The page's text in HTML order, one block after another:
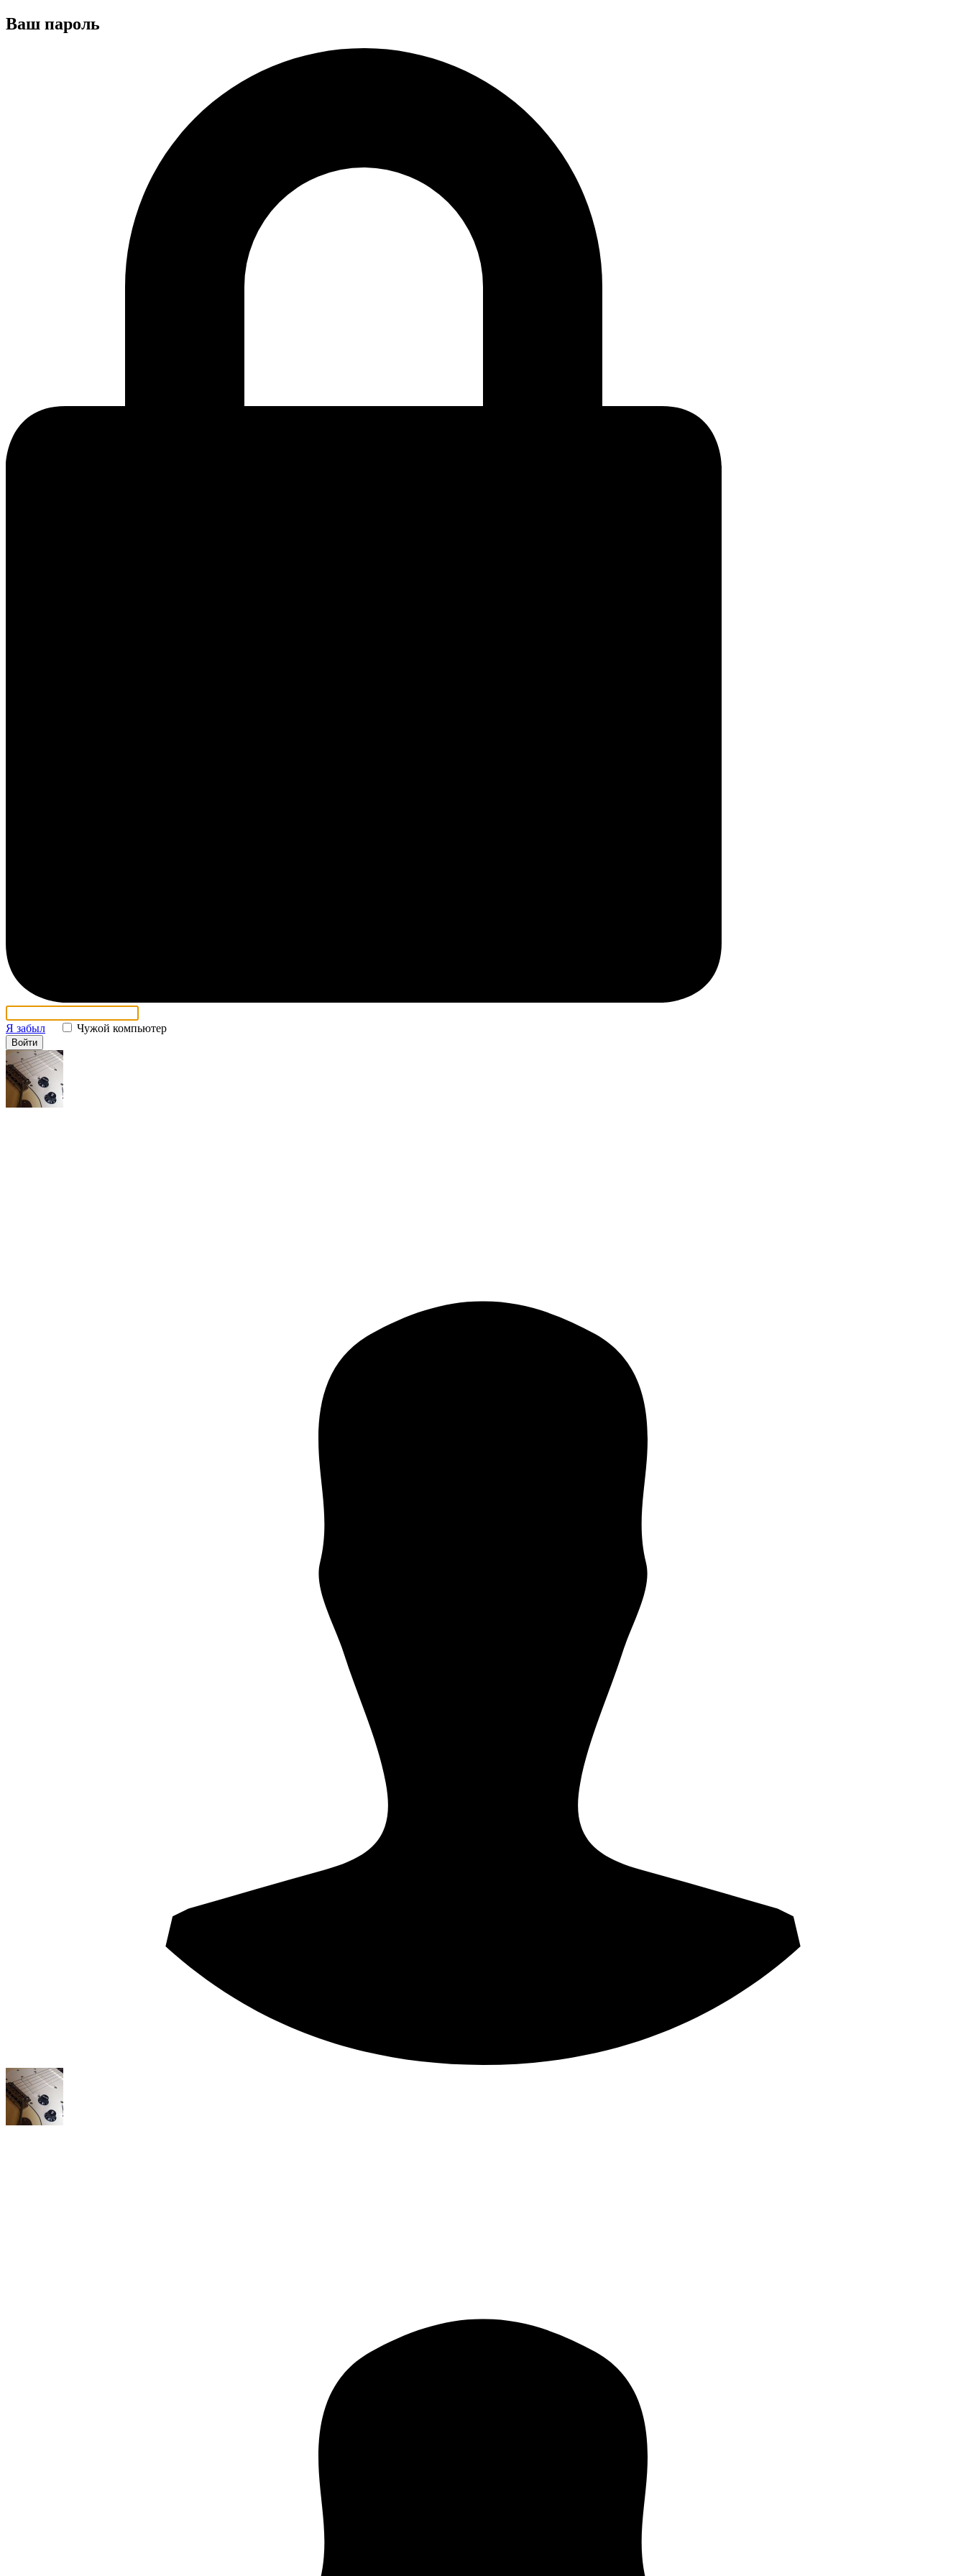
Ваш пароль
Я забыл Чужой компьютер
Войти